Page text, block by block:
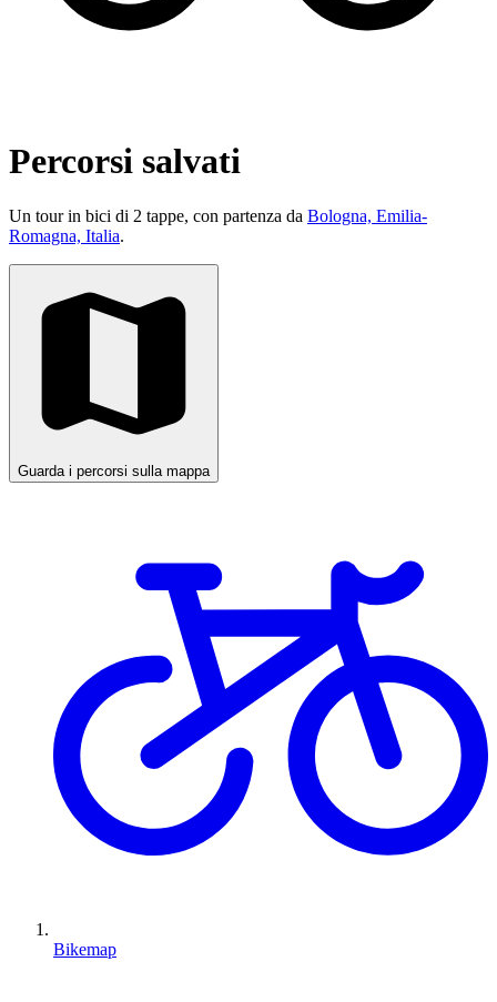
Percorsi salvati
Un tour in bici di 2 tappe, con partenza da Bologna, Emilia-
Romagna, Italia.
Guarda i percorsi sulla mappa
Bikemap